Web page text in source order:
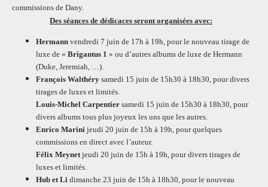
commissions de Dany.
Des séances de dédicaces seront organisées avec:
Hermann vendredi 7 juin de 17h à 19h, pour le nouveau tirage de
luxe de « Brigantus 1 » ou d’autres albums de luxe de Hermann
(Duke, Jeremiah, …).
François Walthéry samedi 15 juin de 15h30 à 18h30, pour divers
tirages de luxes et limités.
Louis-Michel Carpentier samedi 15 juin de 15h30 à 18h30, pour
divers albums tous plus joyeux les uns que les autres.
Enrico Marini jeudi 20 juin de 15h à 19h, pour quelques
commissions en direct avec l’auteur.
Félix Meynetjeudi 20 juin de 15h à 19h, pour divers tirages de
luxes et limités.
Hub et Li dimanche 23 juin de 15h à 18h30, pour le nouveau